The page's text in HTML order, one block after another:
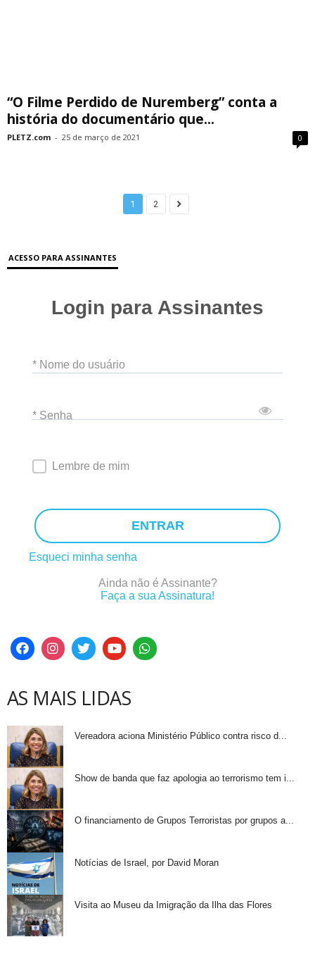
“O Filme Perdido de Nuremberg” conta a
história do documentário que...
PLETZ.com - 25 de março de 2021 0
1 2
ACESSO PARA ASSINANTES
Login para Assinantes
* Nome do usuário
* Senha
Lembre de mim
ENTRAR
Esqueci minha senha
Ainda não é Assinante?
Faça a sua Assinatura!
AS MAIS LIDAS
Vereadora aciona Ministério Público contra risco d...
Show de banda que faz apologia ao terrorismo tem i...
O financiamento de Grupos Terroristas por grupos a...
Notícias de Israel, por David Moran
Visita ao Museu da Imigração da Ilha das Flores